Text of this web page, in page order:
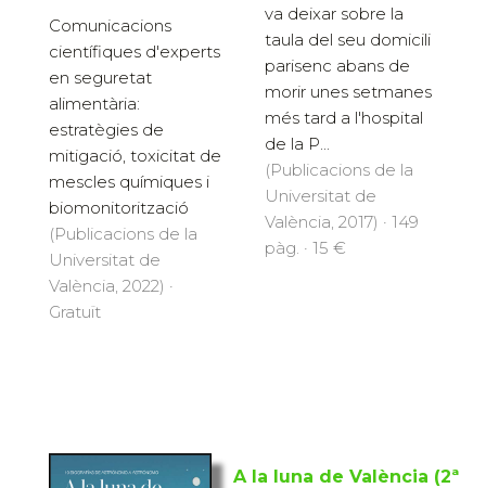
Comunicacions
científiques d'experts
en seguretat
alimentària:
estratègies de
mitigació, toxicitat de
mescles químiques i
biomonitorització
(Publicacions de la
Universitat de
València, 2022) ·
Gratuït
va deixar sobre la
taula del seu domicili
parisenc abans de
morir unes setmanes
més tard a l'hospital
de la P...
(Publicacions de la
Universitat de
València, 2017) · 149
pàg. · 15 €
A la luna de València (2ª